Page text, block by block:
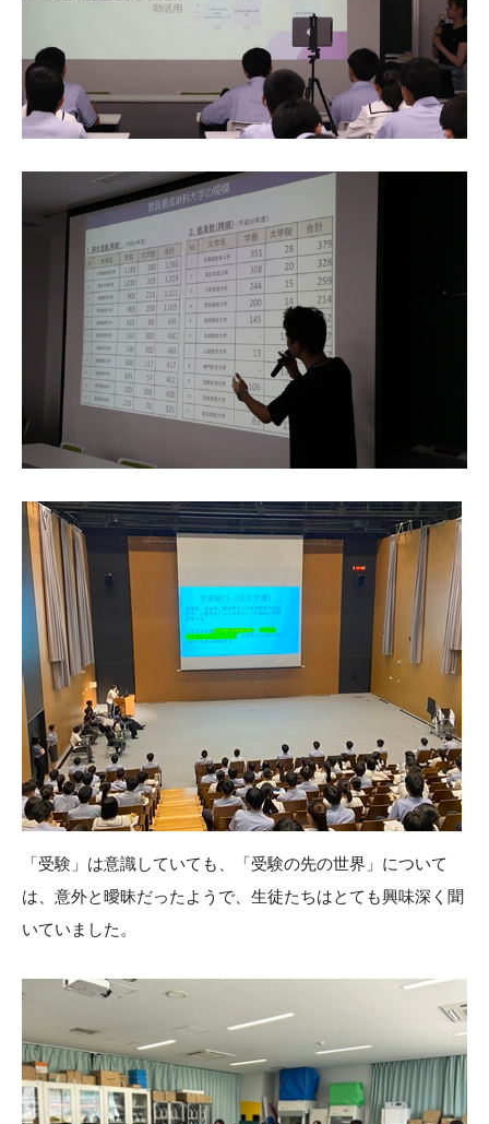
「受験」は意識していても、「受験の先の世界」について
は、意外と曖昧だったようで、生徒たちはとても興味深く聞
いていました。